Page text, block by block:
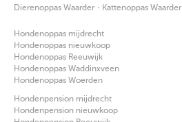
Dierenoppas Waarder · Kattenoppas Waarder
Hondenoppas mijdrecht
Hondenoppas nieuwkoop
Hondenoppas Reeuwijk
Hondenoppas Waddinxveen
Hondenoppas Woerden
Hondenpension mijdrecht
Hondenpension nieuwkoop